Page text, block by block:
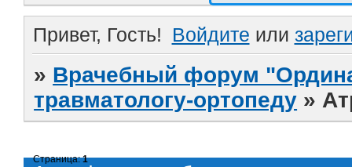
Привет, Гость! Войдите или
» Врачебный форум
травматологу-ортопеду »
Страница:1